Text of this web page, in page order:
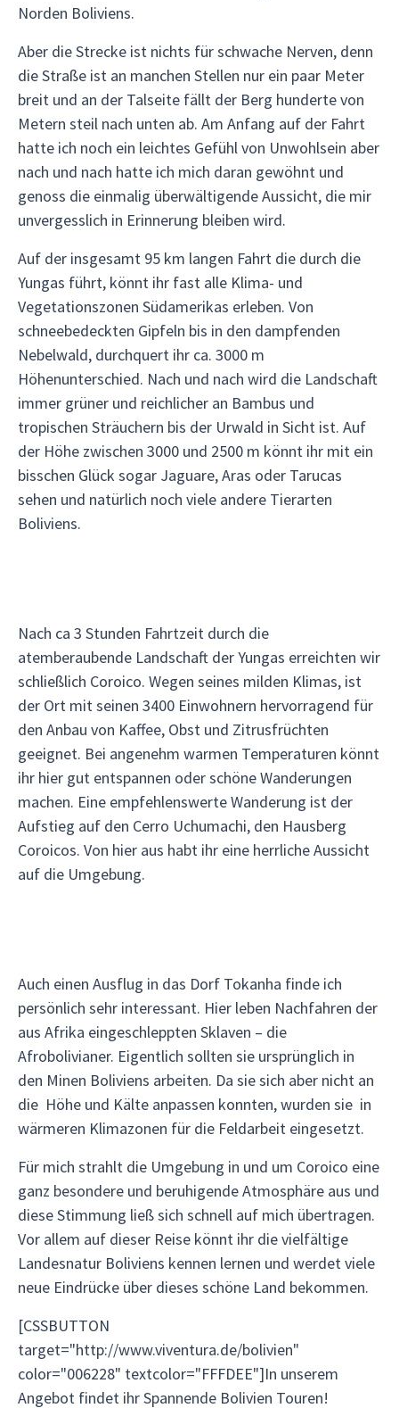
Norden Boliviens.
Aber die Strecke ist nichts für schwache Nerven, denn
die Straße ist an manchen Stellen nur ein paar Meter
breit und an der Talseite fällt der Berg hunderte von
Metern steil nach unten ab. Am Anfang auf der Fahrt
hatte ich noch ein leichtes Gefühl von Unwohlsein aber
nach und nach hatte ich mich daran gewöhnt und
genoss die einmalig überwältigende Aussicht, die mir
unvergesslich in Erinnerung bleiben wird.
Auf der insgesamt 95 km langen Fahrt die durch die
Yungas führt, könnt ihr fast alle Klima- und
Vegetationszonen Südamerikas erleben. Von
schneebedeckten Gipfeln bis in den dampfenden
Nebelwald, durchquert ihr ca. 3000 m
Höhenunterschied. Nach und nach wird die Landschaft
immer grüner und reichlicher an Bambus und
tropischen Sträuchern bis der Urwald in Sicht ist. Auf
der Höhe zwischen 3000 und 2500 m könnt ihr mit ein
bisschen Glück sogar Jaguare, Aras oder Tarucas
sehen und natürlich noch viele andere Tierarten
Boliviens.
Nach ca 3 Stunden Fahrtzeit durch die
atemberaubende Landschaft der Yungas erreichten wir
schließlich Coroico. Wegen seines milden Klimas, ist
der Ort mit seinen 3400 Einwohnern hervorragend für
den Anbau von Kaffee, Obst und Zitrusfrüchten
geeignet. Bei angenehm warmen Temperaturen könnt
ihr hier gut entspannen oder schöne Wanderungen
machen. Eine empfehlenswerte Wanderung ist der
Aufstieg auf den Cerro Uchumachi, den Hausberg
Coroicos. Von hier aus habt ihr eine herrliche Aussicht
auf die Umgebung.
Auch einen Ausflug in das Dorf Tokanha finde ich
persönlich sehr interessant. Hier leben Nachfahren der
aus Afrika eingeschleppten Sklaven – die
Afrobolivianer. Eigentlich sollten sie ursprünglich in
den Minen Boliviens arbeiten. Da sie sich aber nicht an
die Höhe und Kälte anpassen konnten, wurden sie in
wärmeren Klimazonen für die Feldarbeit eingesetzt.
Für mich strahlt die Umgebung in und um Coroico eine
ganz besondere und beruhigende Atmosphäre aus und
diese Stimmung ließ sich schnell auf mich übertragen.
Vor allem auf dieser Reise könnt ihr die vielfältige
Landesnatur Boliviens kennen lernen und werdet viele
neue Eindrücke über dieses schöne Land bekommen.
[CSSBUTTON
target="http://www.viventura.de/bolivien"
color="006228" textcolor="FFFDEE"]In unserem
Angebot findet ihr Spannende Bolivien Touren!